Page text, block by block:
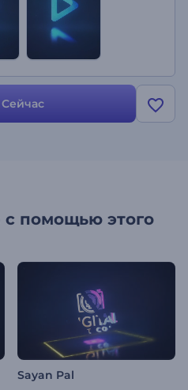
помощью этого
Sayan Pal